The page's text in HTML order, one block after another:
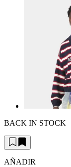
BACK IN STOCK
AÑADIR